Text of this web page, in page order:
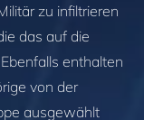
zu infiltrieren
das auf die
enthalten
von der
ausgewählt